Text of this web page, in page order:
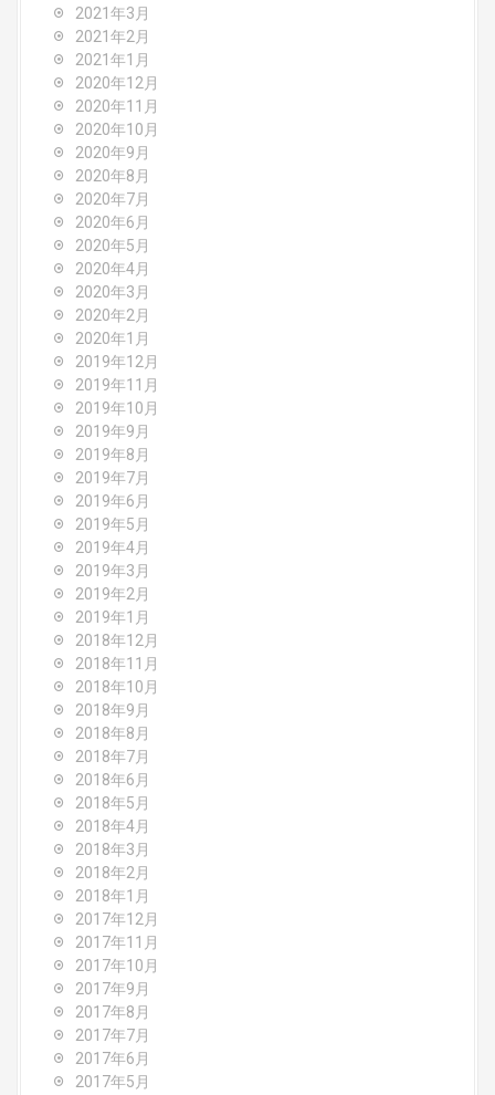
2021年3月
2021年2月
2021年1月
2020年12月
2020年11月
2020年10月
2020年9月
2020年8月
2020年7月
2020年6月
2020年5月
2020年4月
2020年3月
2020年2月
2020年1月
2019年12月
2019年11月
2019年10月
2019年9月
2019年8月
2019年7月
2019年6月
2019年5月
2019年4月
2019年3月
2019年2月
2019年1月
2018年12月
2018年11月
2018年10月
2018年9月
2018年8月
2018年7月
2018年6月
2018年5月
2018年4月
2018年3月
2018年2月
2018年1月
2017年12月
2017年11月
2017年10月
2017年9月
2017年8月
2017年7月
2017年6月
2017年5月